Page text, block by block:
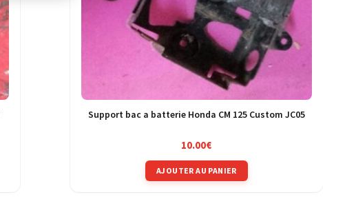
Support bac a batterie Honda CM 125 Custom JC05
10.00€
AJOUTER AU PANIER